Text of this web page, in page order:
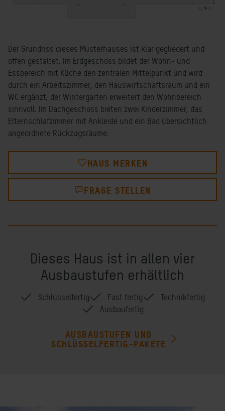
Der Grundriss dieses Musterhauses ist klar gegliedert und
offen gestaltet. Im Erdgeschoss bildet der Wohn- und
Essbereich mit Küche den zentralen Mittelpunkt und wird
durch ein Arbeitszimmer, den Hauswirtschaftsraum und ein
WC ergänzt; der Wintergarten erweitert den Wohnbereich
sinnvoll. Im Dachgeschoss bieten zwei Kinderzimmer, das
Elternschlafzimmer mit Ankleide und ein Bad übersichtlich
angeordnete Rückzugsräume.
HAUS MERKEN
FRAGE STELLEN
Dieses Haus ist in allen vier
Ausbaustufen erhältlich
Schlüsselfertig Fast fertig
Technikfertig
Ausbaufertig
AUSBAUSTUFEN UND
SCHLÜSSELFERTIG-PAKETE